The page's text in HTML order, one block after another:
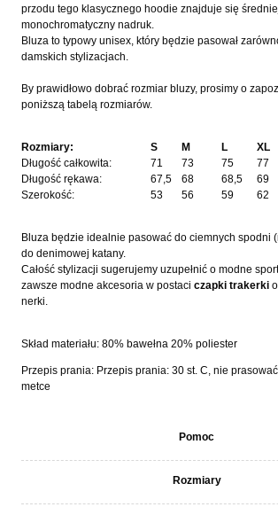
przodu tego klasycznego hoodie znajduje się
monochromatyczny nadruk.
Bluza to typowy unisex, który będzie pasował
damskich stylizacjach.
By prawidłowo dobrać rozmiar bluzy, prosimy o
poniższą tabelą rozmiarów.
Rozmiary: S M L
XL
Długość całkowita:
71 73 75
77
Długość rękawa:
67,5 68 68,5
69
Szerokość:
53 56 59 62
Bluza będzie idealnie pasować do ciemnych spodni
do denimowej katany.
Całość stylizacji sugerujemy uzupełnić o modne
zawsze modne akcesoria w postaci czapki trakerki
nerki.
Skład materiału: 80% bawełna 20% poliester
Przepis prania: Przepis prania: 30 st. C, nie
metce
Pomoc
Rozmiary